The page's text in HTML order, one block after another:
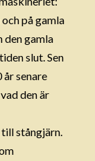
på gamla
den gamla
slut. Sen
senare
den är
stångjärn.